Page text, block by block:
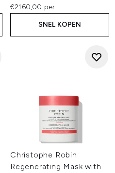
€2160,00 per L
SNEL KOPEN
Christophe Robin
Regenerating Mask with